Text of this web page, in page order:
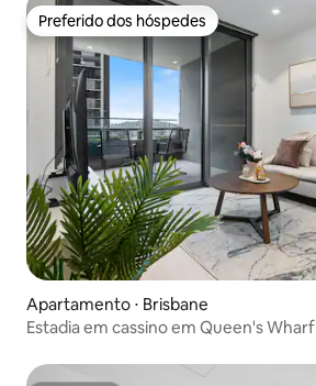
Preferido dos hóspedes
Preferido dos hóspedes
Apartamento ⋅ Brisbane
Estadia em cassino em Queen's Wharf